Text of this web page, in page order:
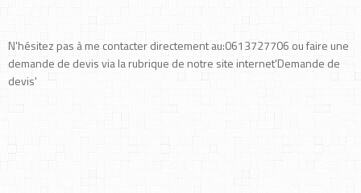
N'hésitez pas à me contacter directement au:0613727706 ou faire une
demande de devis via la rubrique de notre site internet'Demande de
devis'